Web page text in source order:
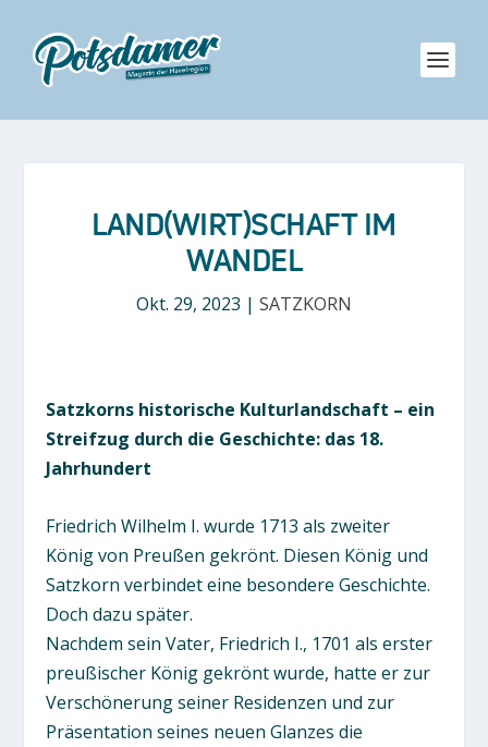
LAND(WIRT)SCHAFT IM
WANDEL
Okt. 29, 2023 | SATZKORN
Satzkorns historische Kulturlandschaft – ein
Streifzug durch die Geschichte: das 18.
Jahrhundert
Friedrich Wilhelm I. wurde 1713 als zweiter
König von Preußen gekrönt. Diesen König und
Satzkorn verbindet eine besondere Geschichte.
Doch dazu später.
Nachdem sein Vater, Friedrich I., 1701 als erster
preußischer König gekrönt wurde, hatte er zur
Verschönerung seiner Residenzen und zur
Präsentation seines neuen Glanzes die